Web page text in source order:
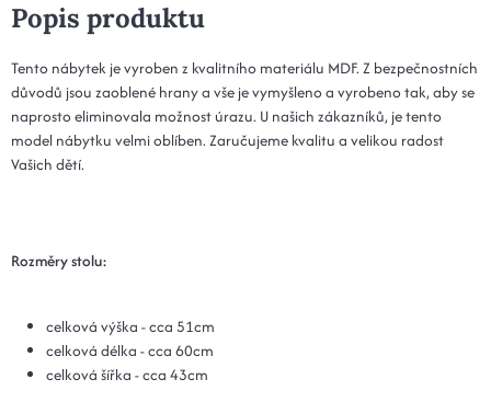
Popis produktu
Tento nábytek je vyroben z kvalitního materiálu MDF. Z bezpečnostních
důvodů jsou zaoblené hrany a vše je vymyšleno a vyrobeno tak, aby se
naprosto eliminovala možnost úrazu. U našich zákazníků, je tento
model nábytku velmi oblíben. Zaručujeme kvalitu a velikou radost
Vašich dětí.
Rozměry stolu:
celková výška - cca 51cm
celková délka - cca 60cm
celková šířka - cca 43cm